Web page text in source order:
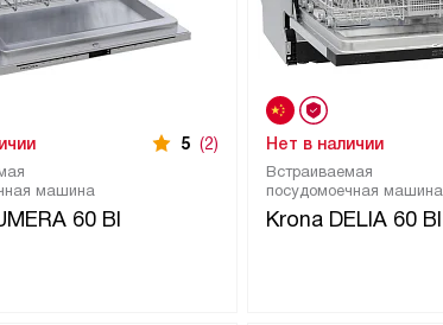
машина
60 BI
5 (2)
Встраиваемая
посудомоечная машина
Krona DELIA 60 BI
Нет в наличии